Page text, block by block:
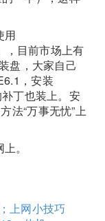
用
，目前市场上有
盘，大家自己
，安装
丁也装上。安
法“万事无忧”上
。
上网小技巧